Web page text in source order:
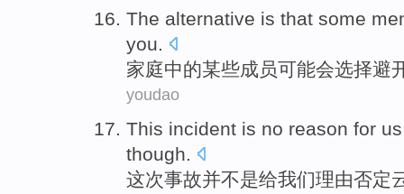
The alternative is that some
you.
家庭中的某些成员可能会选择避
youdao
This incident is no reason for us
though.
这次事故并不是给我们理由否定